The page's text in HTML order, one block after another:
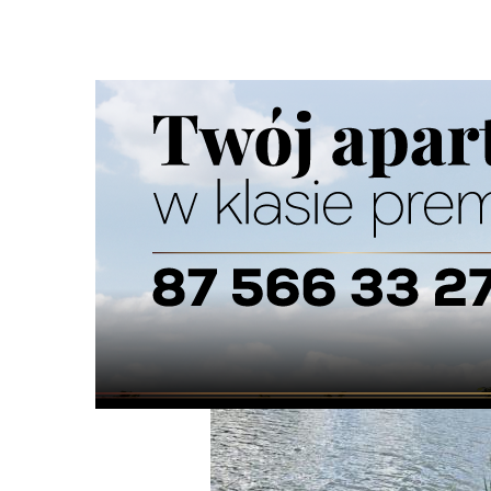
Ścieżka
nawigacyjna
Strona główna
Z ŻYCIA MIASTA 04/08/2025/ 1 Komentarzy
Suwalskie szkoły z dofinansowaniem